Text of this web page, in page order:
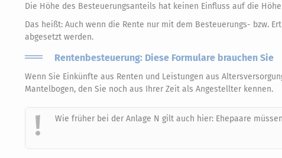
Die Höhe des Besteuerungsanteils hat keinen Einfluss auf die
Das heißt: Auch wenn die Rente nur mit dem Besteuerungs- bzw.
abgesetzt werden.
Rentenbesteuerung: Diese Formulare brauchen Sie
Wenn Sie Einkünfte aus Renten und Leistungen aus
Mantelbogen, den Sie noch aus Ihrer Zeit als Angestellter kennen.
Wie früher bei der Anlage N gilt auch hier: Ehepaare